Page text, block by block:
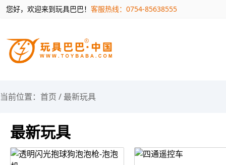
您好，欢迎来到玩具巴巴！ 客服热线：0754-85638555
当前位置： 首页 /最新玩具
最新玩具